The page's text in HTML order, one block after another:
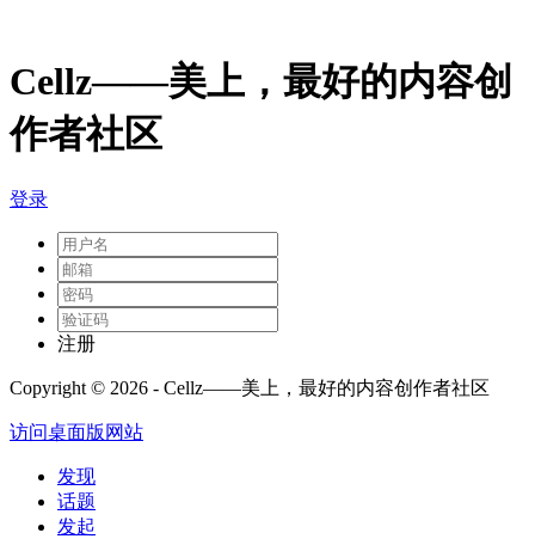
Cellz——美上，最好的内容创
作者社区
登录
注册
Copyright © 2026 - Cellz——美上，最好的内容创作者社区
访问桌面版网站
发现
话题
发起